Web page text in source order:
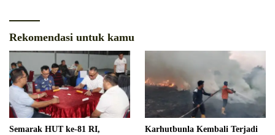
Rekomendasi untuk kamu
Semarak HUT ke-81 RI,
Karhutbunla Kembali Terjadi